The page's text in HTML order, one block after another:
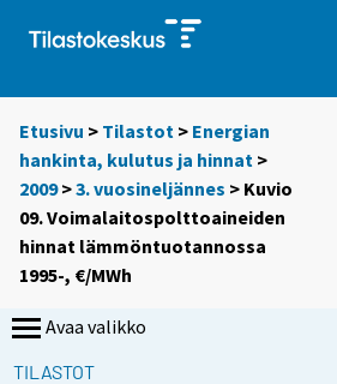
Etusivu > Tilastot > Energian
hankinta, kulutus ja hinnat >
2009>3. vuosineljännes > Kuvio
09. Voimalaitospolttoaineiden
hinnat lämmöntuotannossa
1995-, €/MWh
Avaa valikko
TILASTOT